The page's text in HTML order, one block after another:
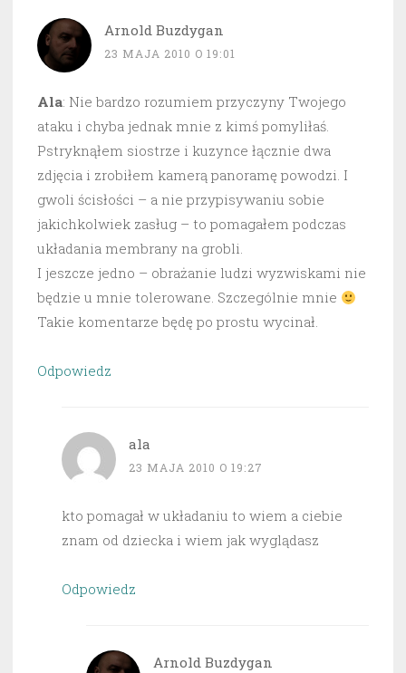
Arnold Buzdygan
23 MAJA 2010 O 19:01
Ala: Nie bardzo rozumiem przyczyny Twojego
ataku i chyba jednak mnie z kimś pomyliłaś.
Pstryknąłem siostrze i kuzynce łącznie dwa
zdjęcia i zrobiłem kamerą panoramę powodzi. I
gwoli ścisłości – a nie przypisywaniu sobie
jakichkolwiek zasług – to pomagałem podczas
układania membrany na grobli.
I jeszcze jedno – obrażanie ludzi wyzwiskami nie
będzie u mnie tolerowane. Szczególnie mnie
Takie komentarze będę po prostu wycinał.
Odpowiedz
ala
23 MAJA 2010 O 19:27
kto pomagał w układaniu to wiem a ciebie
znam od dziecka i wiem jak wyglądasz
Odpowiedz
Arnold Buzdygan